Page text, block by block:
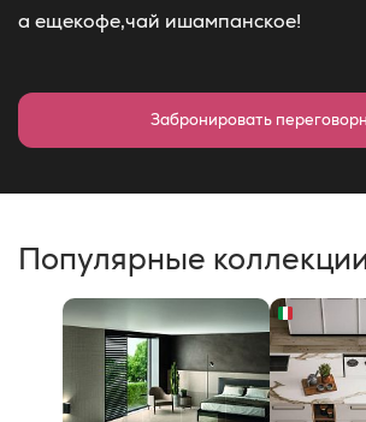
а ещекофе,чай ишампанское!
Забронировать
Популярные